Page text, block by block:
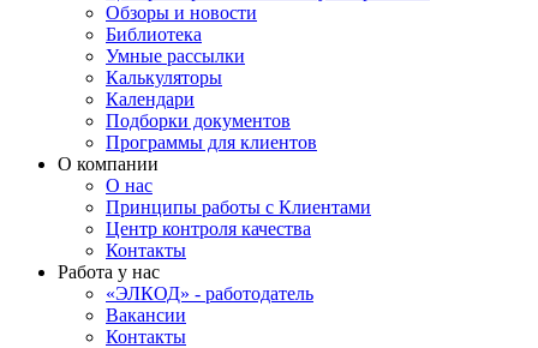
Обзоры и новости
Библиотека
Умные рассылки
Калькуляторы
Календари
Подборки документов
Программы для клиентов
О компании
О нас
Принципы работы с Клиентами
Центр контроля качества
Контакты
Работа у нас
«ЭЛКОД» - работодатель
Вакансии
Контакты